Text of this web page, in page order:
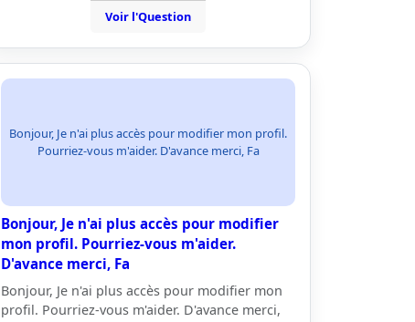
Voir l'Question
Bonjour, Je n'ai plus accès pour modifier mon profil.
Pourriez-vous m'aider. D'avance merci, Fa
Bonjour, Je n'ai plus accès pour modifier
mon profil. Pourriez-vous m'aider.
D'avance merci, Fa
Bonjour, Je n'ai plus accès pour modifier mon
profil. Pourriez-vous m'aider. D'avance merci,